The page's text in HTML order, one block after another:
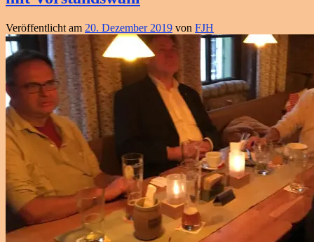
Veröffentlicht am 20. Dezember 2019 von FJH